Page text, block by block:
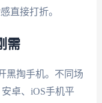
直接打折。
需
黑掏手机。不同场
卓、iOS手机平